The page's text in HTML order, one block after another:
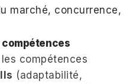
marché, concurrence,
compétences
compétences
(adaptabilité,